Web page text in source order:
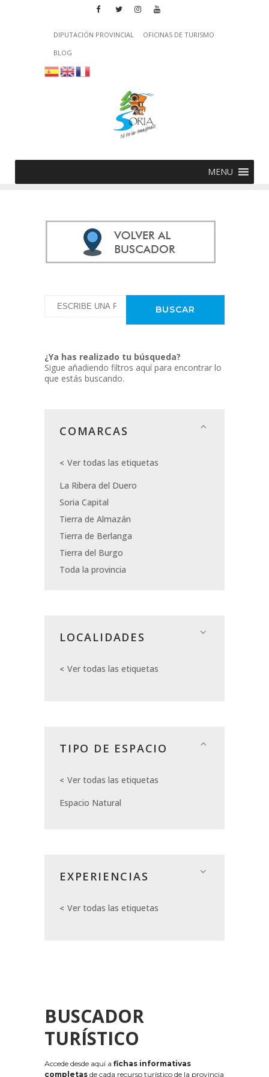
DIPUTACIÓN PROVINCIAL
OFICINAS DE TURISMO
BLOG
MENU
¿Ya has realizado tu búsqueda?
Sigue añadiendo filtros aquí para encontrar lo
que estás buscando.
COMARCAS
Ver todas las etiquetas
La Ribera del Duero
Soria Capital
Tierra de Almazán
Tierra de Berlanga
Tierra del Burgo
Toda la provincia
LOCALIDADES
Ver todas las etiquetas
TIPO DE ESPACIO
Ver todas las etiquetas
Espacio Natural
EXPERIENCIAS
Ver todas las etiquetas
BUSCADOR
TURÍSTICO
Accede desde aquí a fichas informativas
completas de cada recurso turístico de la provincia